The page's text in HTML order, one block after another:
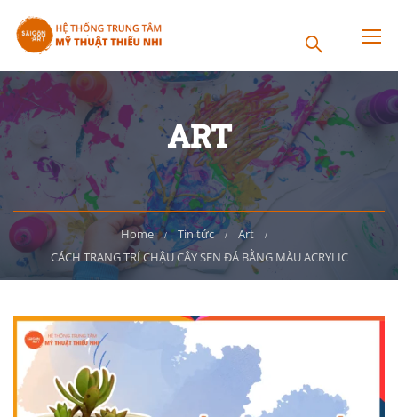
ART
Home Tin tức
Art
CÁCH TRANG TRÍ CHẬU CÂY SEN ĐÁ BẰNG MÀU ACRYLIC